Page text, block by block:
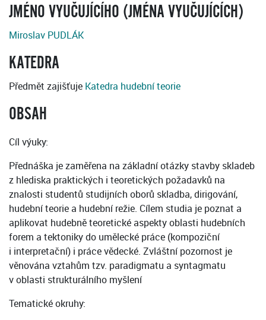
JMÉNO VYUČUJÍCÍHO (JMÉNA VYUČUJÍCÍCH)
Miroslav PUDLÁK
KATEDRA
Předmět zajišťuje Katedra hudební teorie
OBSAH
Cíl výuky:
Přednáška je zaměřena na základní otázky stavby skladeb
z hlediska praktických i teoretických požadavků na
znalosti studentů studijních oborů skladba, dirigování,
hudební teorie a hudební režie. Cílem studia je poznat a
aplikovat hudebně teoretické aspekty oblasti hudebních
forem a tektoniky do umělecké práce (kompoziční
i interpretační) i práce vědecké. Zvláštní pozornost je
věnována vztahům tzv. paradigmatu a syntagmatu
v oblasti strukturálního myšlení
Tematické okruhy: